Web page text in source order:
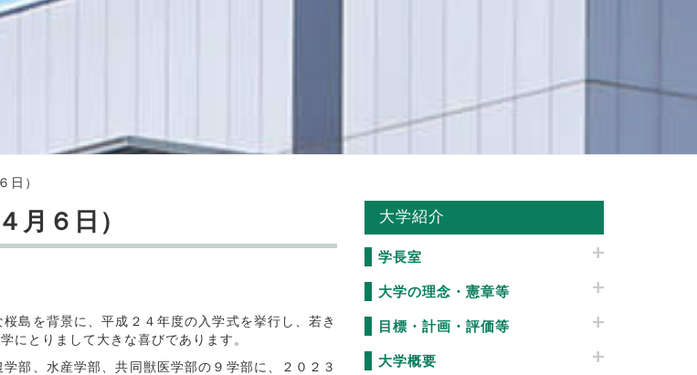
日）
月６日）
島を背景に、平成２４年度の入学式を挙行し、若き
にとりまして大きな喜びであります。
部、水産学部、共同獣医学部の９学部に、２０２３
大学紹介
学長室
大学の理念・憲章等
目標・計画・評価等
大学概要